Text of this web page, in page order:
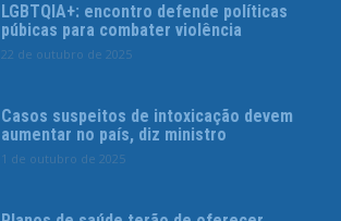
LGBTQIA+: encontro defende políticas
púbicas para combater violência
22 de outubro de 2025
Casos suspeitos de intoxicação devem
aumentar no país, diz ministro
1 de outubro de 2025